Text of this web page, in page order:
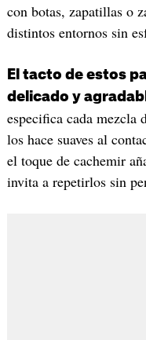
con botas, zapatillas o
distintos entornos sin
El tacto de estos
delicado y
especifica cada mezcla
los hace suaves al
el toque de cachemir
invita a repetirlos sin